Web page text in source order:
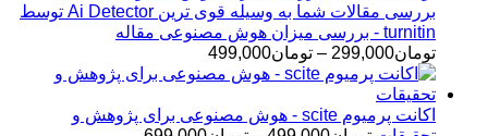
تا
تومان499,000
بررسی مقالات شما به وسیله قوی ترین Ai Detector توسط
turnitin - بررسی میزان هوش مصنوعی مقاله
تومان299,000
– تومان499,000محدوده
قیمت:
تا
اکانت پرمیوم scite - هوش مصنوعی برای پژوهش و